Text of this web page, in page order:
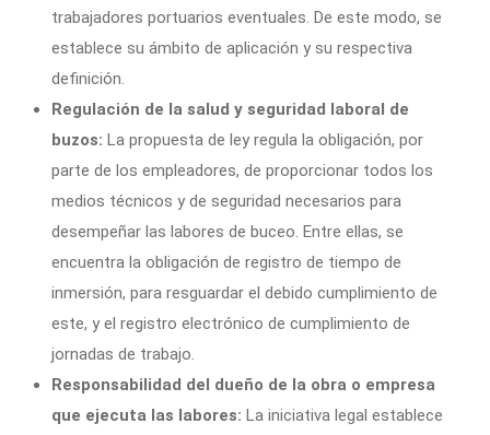
trabajadores portuarios eventuales. De este modo, se
establece su ámbito de aplicación y su respectiva
definición.
Regulación de la salud y seguridad laboral de
buzos: La propuesta de ley regula la obligación, por
parte de los empleadores, de proporcionar todos los
medios técnicos y de seguridad necesarios para
desempeñar las labores de buceo. Entre ellas, se
encuentra la obligación de registro de tiempo de
inmersión, para resguardar el debido cumplimiento de
este, y el registro electrónico de cumplimiento de
jornadas de trabajo.
Responsabilidad del dueño de la obra o empresa
que ejecuta las labores: La iniciativa legal establece